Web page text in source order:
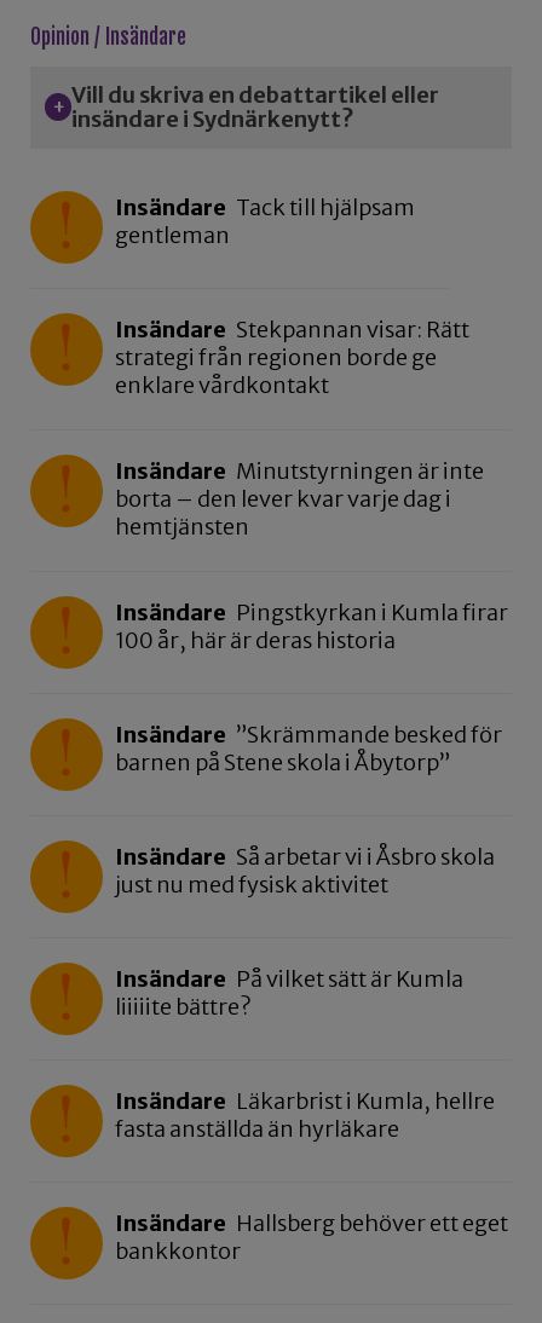
Opinion / Insändare
Vill du skriva en debattartikel eller
insändare i Sydnärkenytt?
Insändare Tack till hjälpsam
gentleman
Insändare Stekpannan visar: Rätt
strategi från regionen borde ge
enklare vårdkontakt
Insändare Minutstyrningen är inte
borta – den lever kvar varje dag i
hemtjänsten
Insändare Pingstkyrkan i Kumla firar
100 år, här är deras historia
Insändare ”Skrämmande besked för
barnen på Stene skola i Åbytorp”
Insändare Så arbetar vi i Åsbro skola
just nu med fysisk aktivitet
Insändare På vilket sätt är Kumla
liiiiite bättre?
Insändare Läkarbrist i Kumla, hellre
fasta anställda än hyrläkare
Insändare Hallsberg behöver ett eget
bankkontor